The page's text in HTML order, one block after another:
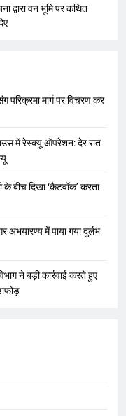
द्वारा वन भूमि पर कथित
परिक्रमा मार्ग पर विचरण कर
में रेस्क्यू ऑपरेशन: देर रात
के बीच दिखा ‘कैटवॉक’ करता
अभयारण्य में पाया गया दुर्लभ
ने बड़ी कार्रवाई करते हुए